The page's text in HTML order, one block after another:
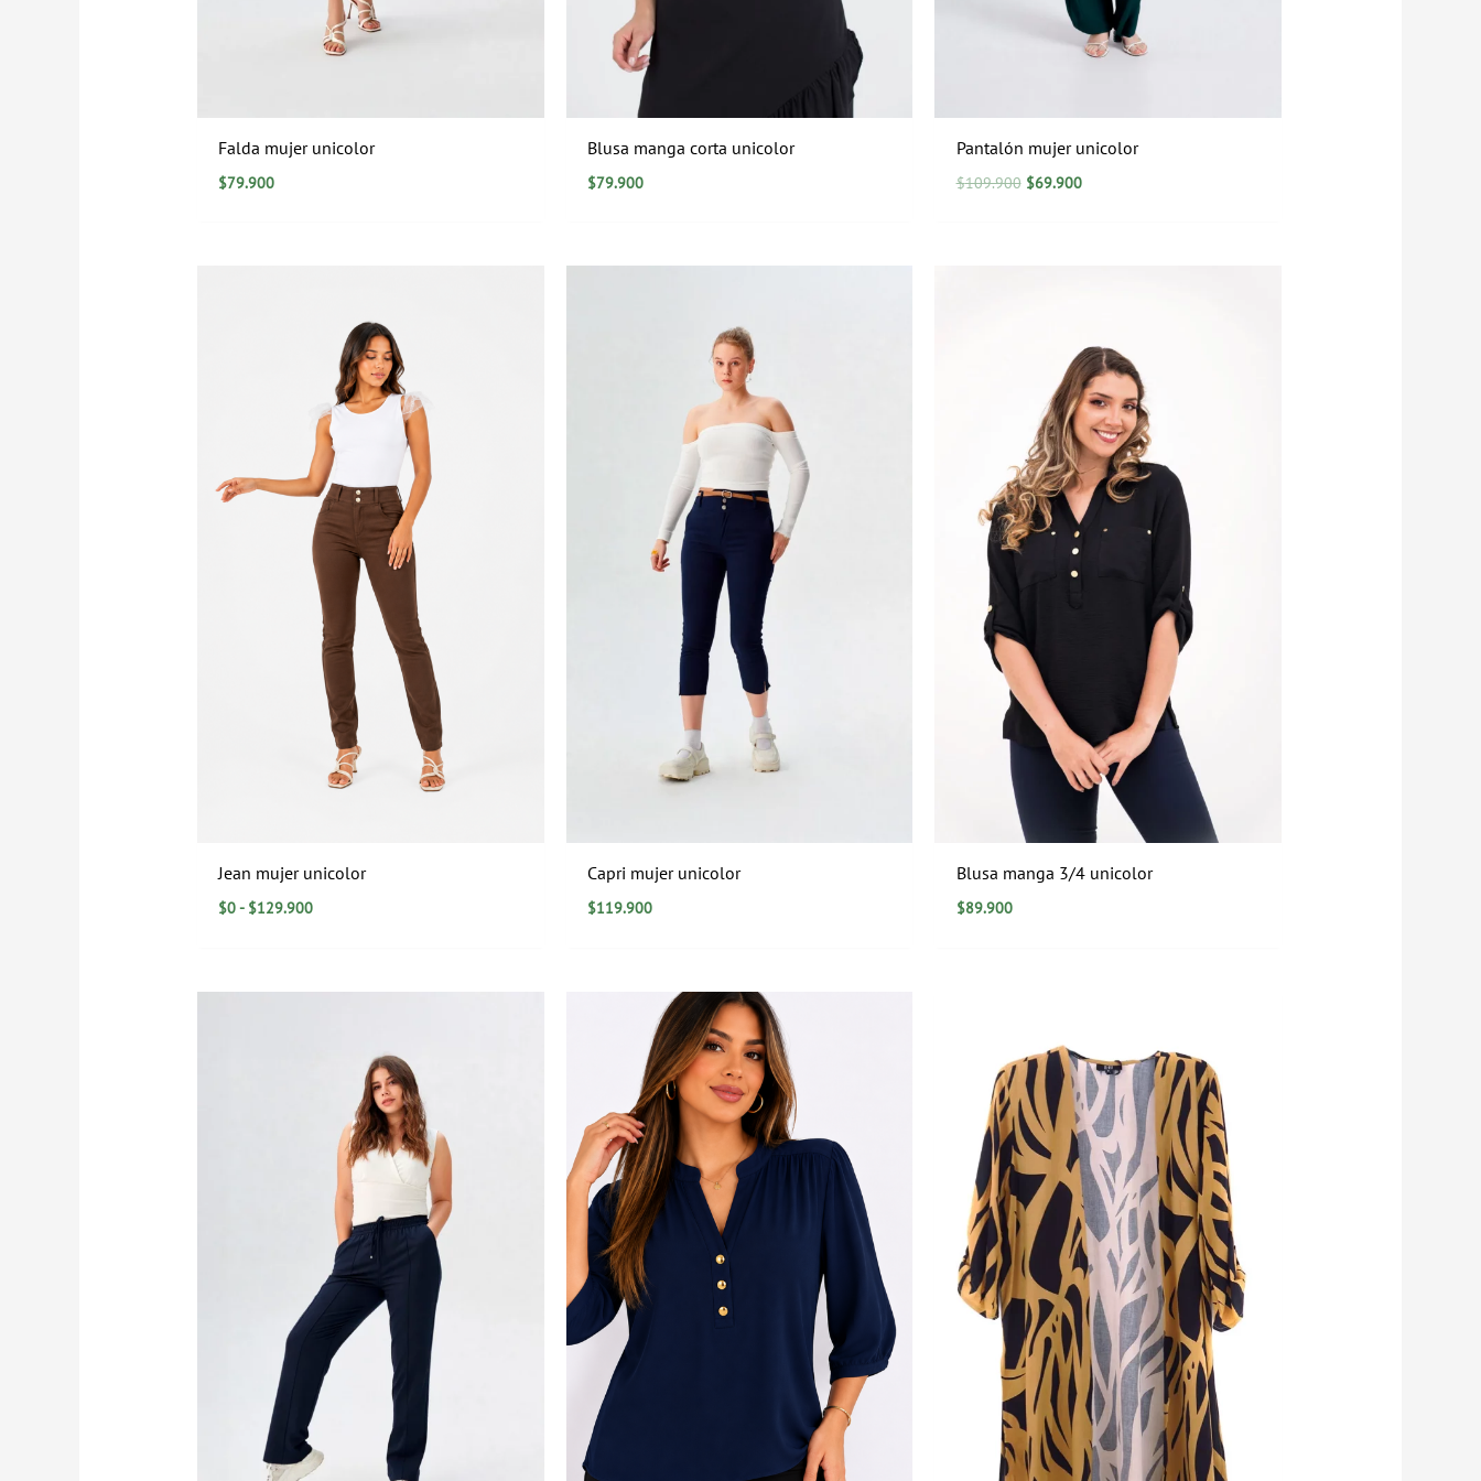
Falda mujer unicolor
$79.900
Blusa manga corta unicolor
$79.900
Pantalón mujer unicolor
$109.900 $69.900
Jean mujer unicolor
$0- $129.900
desde
hasta
$129.900
Capri mujer unicolor
$119.900
Blusa manga 3/4 unicolor
$89.900